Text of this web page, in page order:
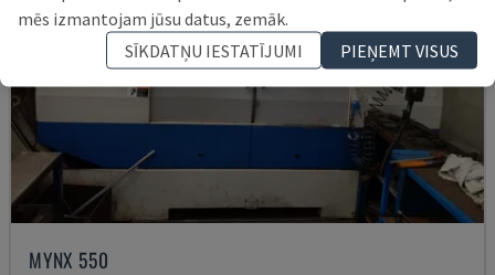
MYNX 550
mēs izmantojam jūsu datus, zemāk.
SĪKDATŅU IESTATĪJUMI
PIEŅEMT VISUS